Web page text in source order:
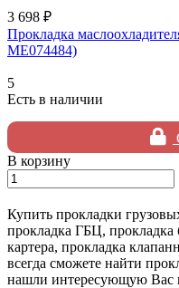
3 698 ₽
Прокладка
ME074484)
5
Есть в наличии
В корзину
Купить прокладки
прокладка ГБЦ, прокладка
картера, прокладка
всегда сможете найти
нашли интересующую Вас